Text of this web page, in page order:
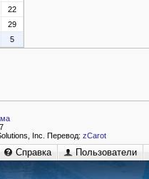
22
29
5
Inc. Перевод: zCarot
Справка Пользователи